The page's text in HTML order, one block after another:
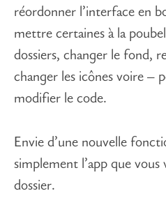
réordonner l’interface en
mettre certaines à la
dossiers, changer le fond,
changer les icônes voire –
modifier le code.
Envie d’une nouvelle
simplement l’app que vous
dossier.